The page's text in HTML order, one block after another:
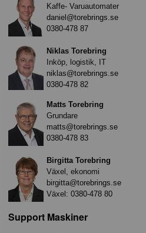
Kaffe- Varuautomater
daniel@torebrings.se
0380-478 87
Niklas Torebring
Inköp, logistik, IT
niklas@torebrings.se
0380-478 82
Matts Torebring
Grundare
matts@torebrings.se
0380-478 83
Birgitta Torebring
Växel, ekonomi
birgitta@torebrings.se
Växel: 0380-478 80
Support Maskiner